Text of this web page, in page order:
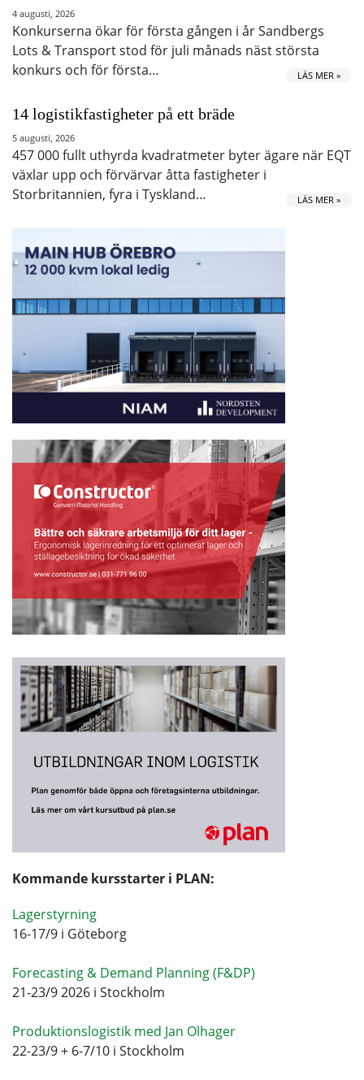
4 augusti, 2026
Konkurserna ökar för första gången i år Sandbergs
Lots & Transport stod för juli månads näst största
konkurs och för första…
LÄS MER »
14 logistikfastigheter på ett bräde
5 augusti, 2026
457 000 fullt uthyrda kvadratmeter byter ägare när EQT
växlar upp och förvärvar åtta fastigheter i
Storbritannien, fyra i Tyskland…
LÄS MER »
Kommande kursstarter i PLAN:
Lagerstyrning
16-17/9 i Göteborg
Forecasting & Demand Planning (F&DP)
21-23/9 2026 i Stockholm
Produktionslogistik med Jan Olhager
22-23/9 + 6-7/10 i Stockholm